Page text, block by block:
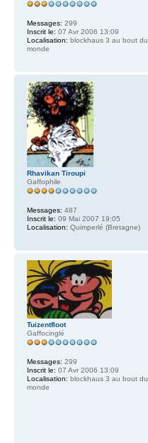
Messages: 299
Inscrit le: 07 Avr 2006 13:09
Localisation: blockhaus 3 au bout du
monde
Rhavikan Tiroupi
Gaffophile
Messages: 487
Inscrit le: 09 Mai 2007 19:05
Localisation: Quimperlé (Bretagne)
Tuizentfloot
Gaffocinglé
Messages: 299
Inscrit le: 07 Avr 2006 13:09
Localisation: blockhaus 3 au bout du
monde